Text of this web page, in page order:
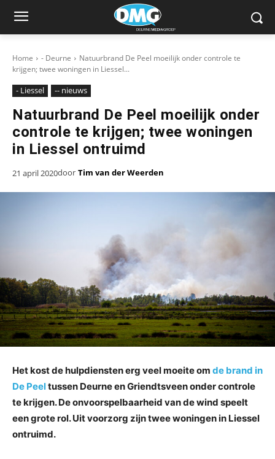
Home - Deurne
Natuurbrand De Peel moeilijk onder controle te
krijgen; twee woningen in Liessel...
- Liessel -- nieuws
Natuurbrand De Peel moeilijk onder
controle te krijgen; twee woningen
in Liessel ontruimd
21 april 2020door Tim van der Weerden
Het kost de hulpdiensten erg veel moeite om de brand in
De Peeltussen Deurne en Griendtsveen onder controle
te krijgen. De onvoorspelbaarheid van de wind speelt
een grote rol. Uit voorzorg zijn twee woningen in Liessel
ontruimd.